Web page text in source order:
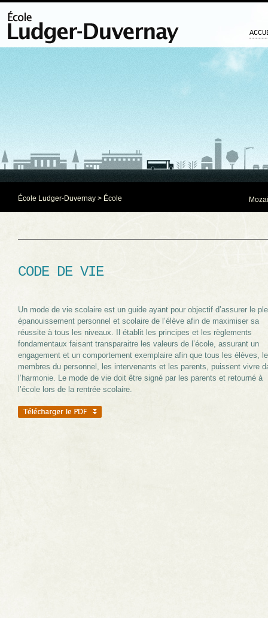
École Ludger-Duvernay > École
CODE DE VIE
Un mode de vie scolaire est un guide ayant pour objectif d’assurer le
épanouissement personnel et scolaire de l’élève afin de maximiser sa
réussite à tous les niveaux. Il établit les principes et les règlements
fondamentaux faisant transparaitre les valeurs de l’école, assurant un
engagement et un comportement exemplaire afin que tous les élèves,
membres du personnel, les intervenants et les parents, puissent vivre
l’harmonie. Le mode de vie doit être signé par les parents et retourné à
l’école lors de la rentrée scolaire.